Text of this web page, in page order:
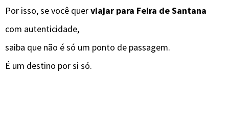
Por isso, se você querviajar para Feira de Santana
com autenticidade,
saiba que não é só um ponto de passagem.
É um destino por si só.